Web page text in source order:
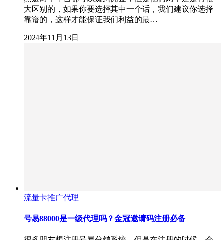
大区别的，如果你要选择其中一个话，我们建议你选择
靠谱的，这样才能保证我们利益的最…
2024年11月13日
流量卡推广代理
号易88000是一级代理吗？金冠邀请码注册必备